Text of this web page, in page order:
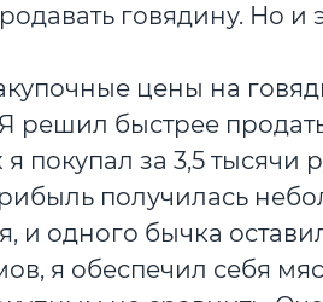
говядину. Но
цены на
решил быстрее
покупал за 3,5 тысячи
получилась
и одного бычка
я обеспечил себя